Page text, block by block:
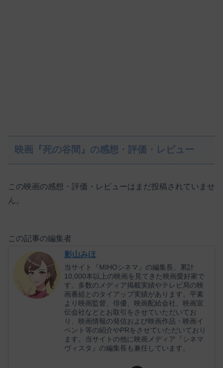
映画『死の谷間』の感想・評価・レビュー
この映画の感想・評価・レビューはまだ投稿されていませ
ん。
この記事の編集者
影山みほ
当サイト『MIHOシネマ』の編集長。累計
10,000本以上の映画を見てきた映画愛好家で
す。多数のメディア掲載実績やテレビ局の映
画番組とのタイアップ実績があります。平素
より映画監督、俳優、映画配給会社、映画宣
伝会社などとお取引をさせていただいてお
り、映画情報の発信および映画作品・映画イ
ベント等の紹介やPRをさせていただいており
ます。当サイトの他に映画メディア『シネマ
ヴィスタ』の編集長も兼任しています。